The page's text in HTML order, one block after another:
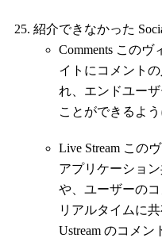
紹介できなかった
Comments この
イトにコメント
れ、エンドユー
ことができるよう
Live Stream この
アプリケーショ
や、ユーザーの
リアルタイムに
Ustream のコメン